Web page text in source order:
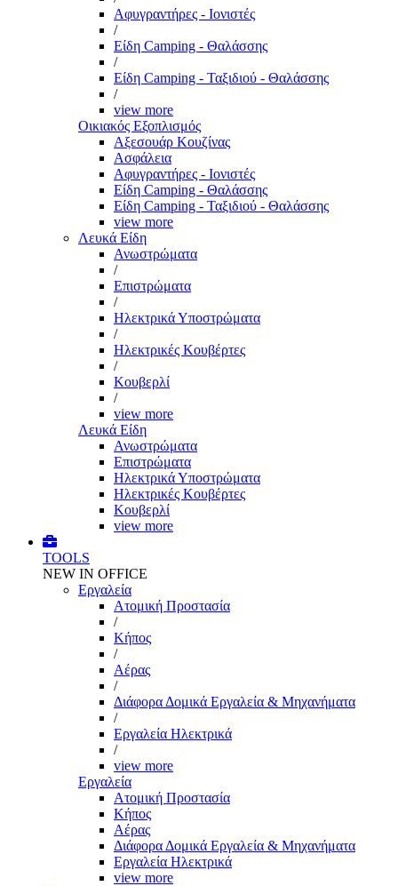
Αφυγραντήρες - Ιονιστές
/
Είδη Camping - Θαλάσσης
/
Είδη Camping - Ταξιδιού - Θαλάσσης
/
view more
Οικιακός Εξοπλισμός
Αξεσουάρ Κουζίνας
Ασφάλεια
Αφυγραντήρες - Ιονιστές
Είδη Camping - Θαλάσσης
Είδη Camping - Ταξιδιού - Θαλάσσης
view more
Λευκά Είδη
Ανωστρώματα
/
Επιστρώματα
/
Ηλεκτρικά Υποστρώματα
/
Ηλεκτρικές Κουβέρτες
/
Κουβερλί
/
view more
Λευκά Είδη
Ανωστρώματα
Επιστρώματα
Ηλεκτρικά Υποστρώματα
Ηλεκτρικές Κουβέρτες
Κουβερλί
view more
TOOLS
NEW IN OFFICE
Εργαλεία
Aτομική Προστασία
/
Kήπος
/
Αέρας
/
Διάφορα Δομικά Εργαλεία & Μηχανήματα
/
Εργαλεία Ηλεκτρικά
/
view more
Εργαλεία
Aτομική Προστασία
Kήπος
Αέρας
Διάφορα Δομικά Εργαλεία & Μηχανήματα
Εργαλεία Ηλεκτρικά
view more